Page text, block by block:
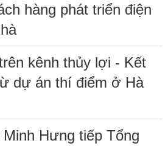
hàng phát triển điện
kênh thủy lợi - Kết
dự án thí điểm ở Hà
Hưng tiếp Tổng